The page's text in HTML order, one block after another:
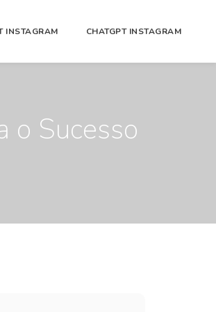
INSTAGRAM CHATGPT INSTAGRAM
o Sucesso